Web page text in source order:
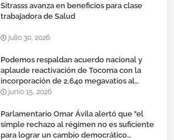
Sitrasss avanza en beneficios para clase
trabajadora de Salud
julio 30, 2026
Podemos respaldan acuerdo nacional y
aplaude reactivación de Tocoma con la
incorporación de 2.640 megavatios al
sistema eléctrico nacional
junio 15, 2026
Parlamentario Omar Ávila alertó que "el
simple rechazo al régimen no es suficiente
para lograr un cambio democrático